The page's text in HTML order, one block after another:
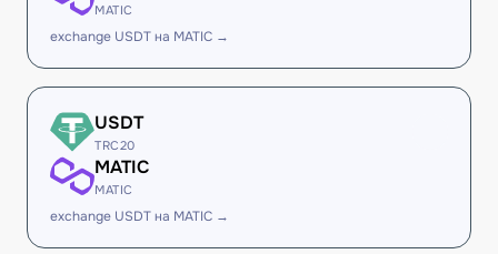
MATIC
exchange USDT на MATIC →
USDT
TRC20
MATIC
MATIC
exchange USDT на MATIC →